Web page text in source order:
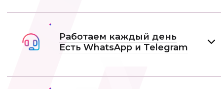
Работаем каждый день
Есть WhatsApp и Telеgram